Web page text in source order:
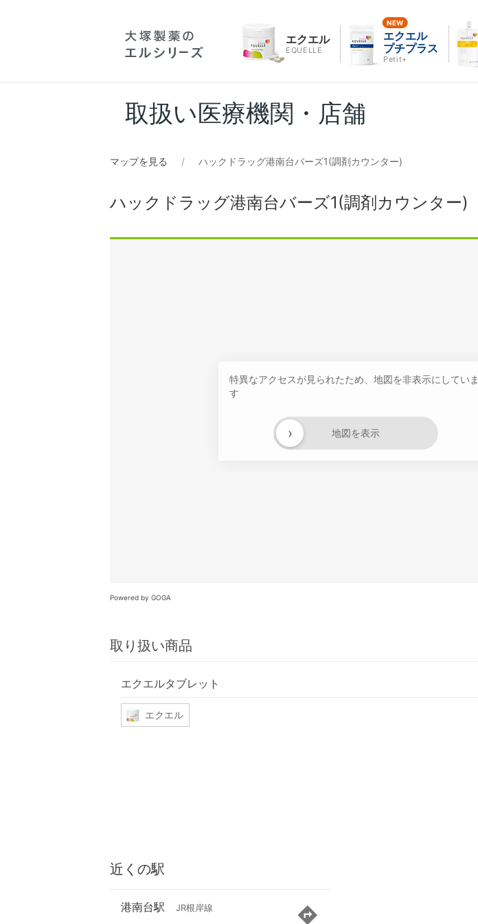
エクエル
EQUELLE
エクエル
プチプラス
Petit+
取扱い医療機関・店舗
マップを見る ハックドラッグ港南台バーズ1(調剤カウンター)
ハックドラッグ港南台バーズ1(調剤カウンター)
特異なアクセスが見られたため、地図を非表示にしていま
す
地図を表示
›
Powered by GOGA
取り扱い商品
エクエルタブレット
エクエル
近くの駅
港南台駅 JR根岸線